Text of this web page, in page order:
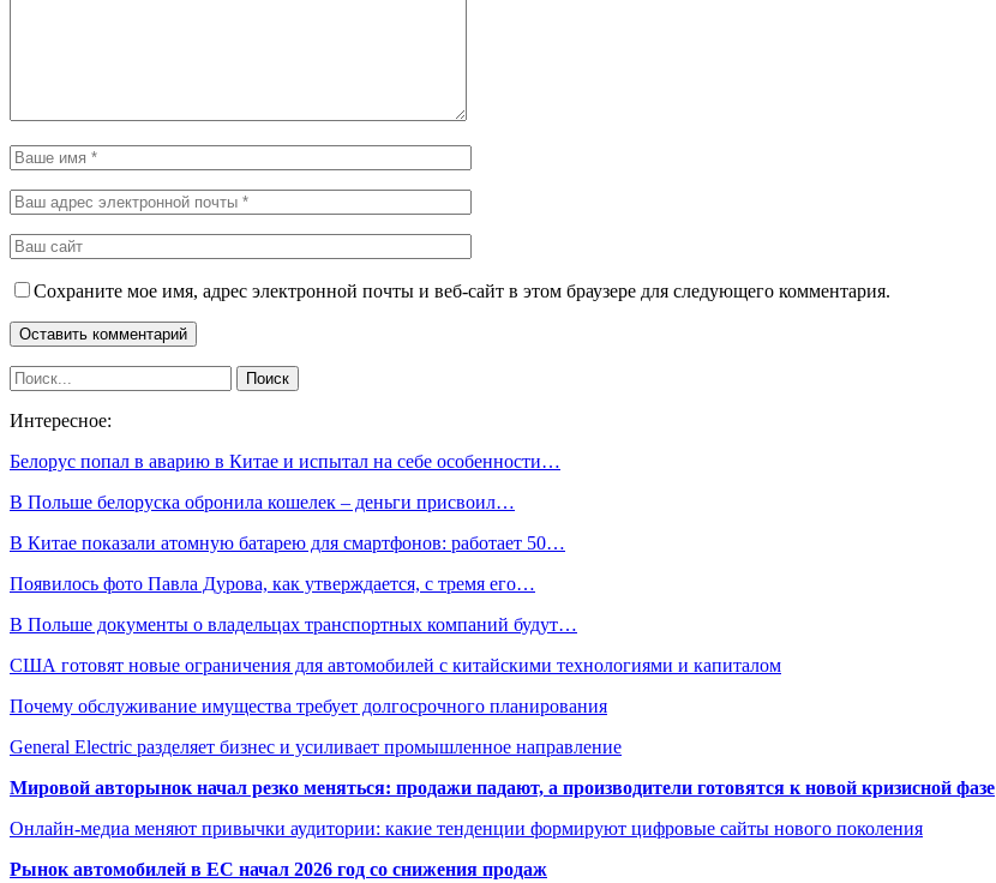
Сохраните мое имя, адрес электронной почты и веб-сайт в этом браузере для следующего комментария.
Интересное:
Белорус попал в аварию в Китае и испытал на себе особенности…
В Польше белоруска обронила кошелек – деньги присвоил…
В Китае показали атомную батарею для смартфонов: работает 50…
Появилось фото Павла Дурова, как утверждается, с тремя его…
В Польше документы о владельцах транспортных компаний будут…
США готовят новые ограничения для автомобилей с китайскими технологиями и капиталом
Почему обслуживание имущества требует долгосрочного планирования
General Electric разделяет бизнес и усиливает промышленное направление
Мировой авторынок начал резко меняться: продажи падают, а производители готовятся к новой кризисной фазе
Онлайн-медиа меняют привычки аудитории: какие тенденции формируют цифровые сайты нового поколения
Рынок автомобилей в ЕС начал 2026 год со снижения продаж